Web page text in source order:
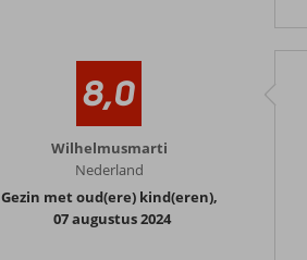
8,0
Wilhelmusmarti
Nederland
Gezin met oud(ere) kind(eren),
07 augustus 2024